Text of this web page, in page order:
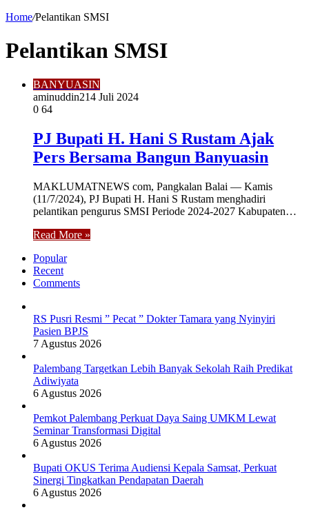
Home/Pelantikan SMSI
Pelantikan SMSI
BANYUASIN
aminuddin214 Juli 2024
0 64
PJ Bupati H. Hani S Rustam Ajak
Pers Bersama Bangun Banyuasin
MAKLUMATNEWS com, Pangkalan Balai — Kamis
(11/7/2024), PJ Bupati H. Hani S Rustam menghadiri
pelantikan pengurus SMSI Periode 2024-2027 Kabupaten…
Read More »
Popular
Recent
Comments
RS Pusri Resmi ” Pecat ” Dokter Tamara yang Nyinyiri
Pasien BPJS
7 Agustus 2026
Palembang Targetkan Lebih Banyak Sekolah Raih Predikat
Adiwiyata
6 Agustus 2026
Pemkot Palembang Perkuat Daya Saing UMKM Lewat
Seminar Transformasi Digital
6 Agustus 2026
Bupati OKUS Terima Audiensi Kepala Samsat, Perkuat
Sinergi Tingkatkan Pendapatan Daerah
6 Agustus 2026